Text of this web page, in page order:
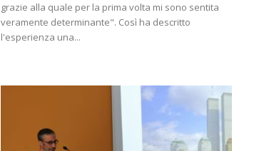
grazie alla quale per la prima volta mi sono sentita
veramente determinante". Così ha descritto
l'esperienza una...